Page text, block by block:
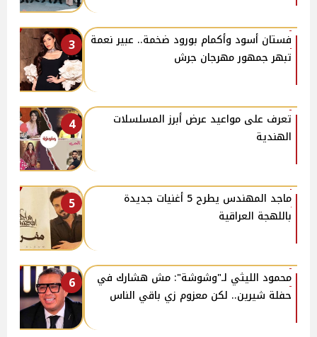
3
فستان أسود وأكمام بورود ضخمة.. عبير نعمة
تبهر جمهور مهرجان جرش
4
تعرف على مواعيد عرض أبرز المسلسلات
الهندية
5
ماجد المهندس يطرح 5 أغنيات جديدة
باللهجة العراقية
6
محمود الليثي لـ"وشوشة": مش هشارك في
حفلة شيرين.. لكن معزوم زي باقي الناس